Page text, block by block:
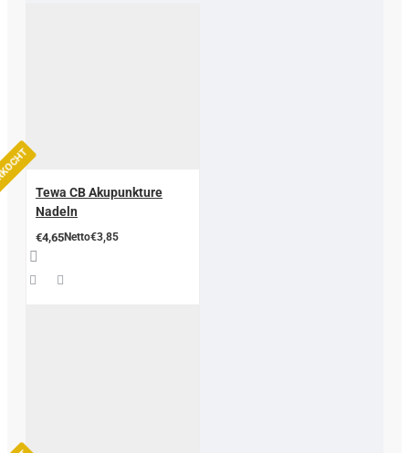
Tewa CB Akupunkture
Nadeln
€4,65Netto€3,85